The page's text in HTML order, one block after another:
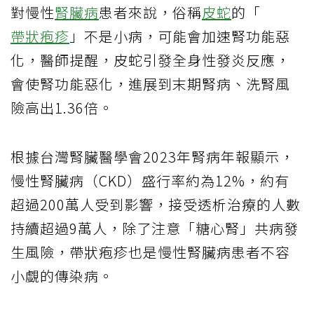
對慢性腎臟病患者來說，俗稱皮蛇的「
帶狀疱疹 」不是小病，可能會加速腎功能惡
化，醫師提醒，皮蛇引發全身性發炎反應，
會使腎功能惡化，進展到末期腎病、洗腎風
險高出1.36倍。
根據台灣腎臟醫學會2023年腎病年報顯示，
慢性腎臟病（CKD）盛行率約為12%，約有
超過200萬人受到影響，接受透析治療的人數
持續超過9萬人，除了注意「糖心腎」共病發
生風險，帶狀疱疹也是慢性腎臟病患者不容
小覷的傳染病。